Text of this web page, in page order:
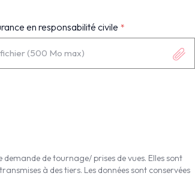
en responsabilité civile
(500 Mo max)
de tournage/ prises de vues. Elles sont
à des tiers. Les données sont conservées